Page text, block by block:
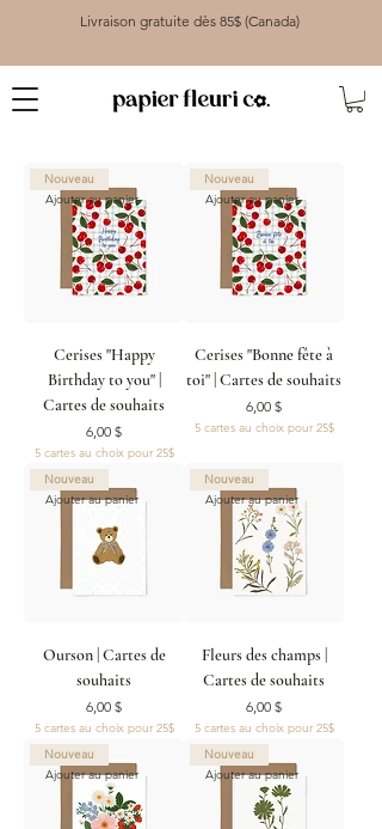
Livraison gratuite dès 85$ (Canada)
Ajouter au panier
Nouveau
Cerises "Happy
Birthday to you" |
Cartes de souhaits
Prix
6,00 $
5 cartes au choix pour 25$
Ajouter au panier
Nouveau
Cerises "Bonne fête à
toi" | Cartes de souhaits
Prix
6,00 $
5 cartes au choix pour 25$
Ajouter au panier
Nouveau
Ourson | Cartes de
souhaits
Prix
6,00 $
5 cartes au choix pour 25$
Ajouter au panier
Nouveau
Fleurs des champs |
Cartes de souhaits
Prix
6,00 $
5 cartes au choix pour 25$
Ajouter au panier
Nouveau
Ajouter au panier
Nouveau